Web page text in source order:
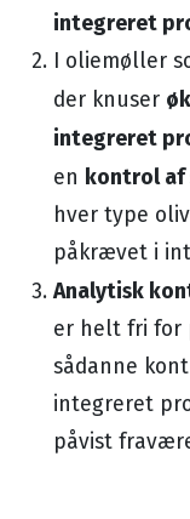
integreret
I oliemøller
der knuser
integreret
en kontrol af
hver type
påkrævet i
Analytisk
er helt fri for
sådanne
integreret
påvist